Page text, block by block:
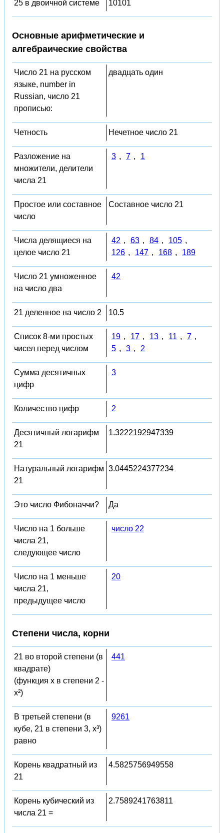
25 в двоичной системе 10101
Основные арифметические и
алгебраические свойства
Число 21 на русском
языке, number in
Russian, число 21
прописью:
двадцать один
Четность Нечетное число 21
Разложение на
множители, делители
числа 21
3 , 7 , 1
Простое или составное
число
Составное число 21
Числа делящиеся на
целое число 21
42 , 63 , 84 , 105 ,
126 , 147 , 168 , 189
Число 21 умноженное
на число два
42
21 деленное на число 2 10.5
Список 8-ми простых
чисел перед числом
19 , 17 , 13 , 11 , 7 ,
5 , 3 , 2
Сумма десятичных
цифр
3
Количество цифр 2
Десятичный логарифм
21
1.3222192947339
Натуральный логарифм
21
3.0445224377234
Это число Фибоначчи? Да
Число на 1 больше
числа 21,
следующее число
число 22
Число на 1 меньше
числа 21,
предыдущее число
20
Степени числа, корни
21 во второй степени (в
квадрате)
(функция x в степени 2 -
x²)
441
В третьей степени (в
кубе, 21 в степени 3, x³)
равно
9261
Корень квадратный из
21
4.5825756949558
Корень кубический из
числа 21 =
2.7589241763811